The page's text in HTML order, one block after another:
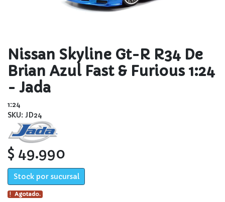
Nissan Skyline Gt-R R34 De
Brian Azul Fast & Furious 1:24
- Jada
1:24
SKU: JD24
$ 49.990
Stock por sucursal
Agotado.